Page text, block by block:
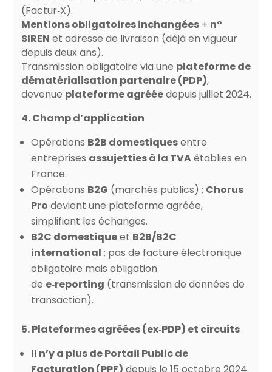
(Factur‑X).
Mentions obligatoires inchangées+ n°
SIREN et adresse de livraison (déjà en vigueur
depuis deux ans).
Transmission obligatoire via une plateforme de
dématérialisation partenaire (PDP),
devenue plateforme agrééedepuis juillet 2024.
4. Champ d’application
Opérations B2B domestiquesentre
entreprises assujetties à la TVAétablies en
France.
Opérations B2G (marchés publics) : Chorus
Pro devient une plateforme agréée,
simplifiant les échanges.
B2C domestiqueet B2B/B2C
international : pas de facture électronique
obligatoire mais obligation
de e‑reporting (transmission de données de
transaction).
5. Plateformes agréées (ex‑PDP) et circuits
Il n’y a plus de Portail Public de